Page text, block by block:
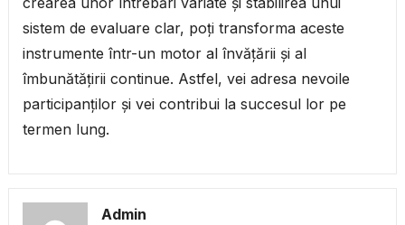
sistem de evaluare clar, poți transforma aceste
instrumente într-un motor al învățării și al
îmbunătățirii continue. Astfel, vei adresa nevoile
participanților și vei contribui la succesul lor pe
termen lung.
Admin